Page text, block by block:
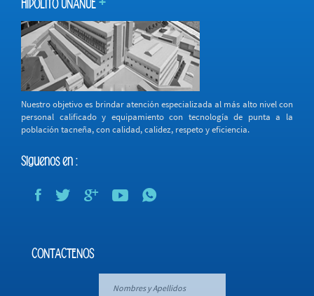
HIPOLITO UNANUE
Nuestro objetivo es brindar atención especializada al más alto nivel con
personal calificado y equipamiento con tecnología de punta a la
población tacneña, con calidad, calidez, respeto y eficiencia.
Siguenos en :
CONTACTENOS